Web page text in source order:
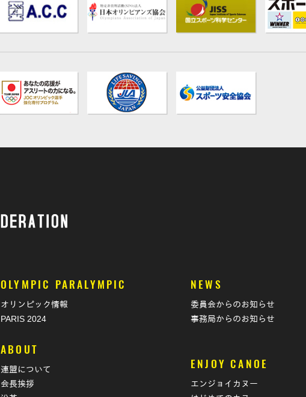
OLYMPIC PARALYMPIC
オリンピック情報
PARIS 2024
ABOUT
連盟について
会長挨拶
NEWS
委員会からのお知らせ
事務局からのお知らせ
ENJOY CANOE
エンジョイカヌー